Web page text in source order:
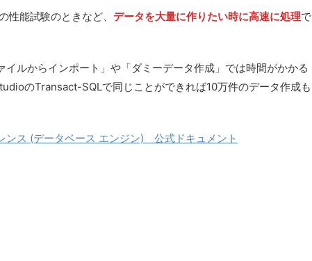
性能試験のときなど、 データを大量に作りたい時に高速に処理で
ルからインポート」や「ダミーデータ作成」では時間がかかる
のTransact-SQLで同じことができれば10万件のデータ作成も
ンス (データベース エンジン) 公式ドキュメント